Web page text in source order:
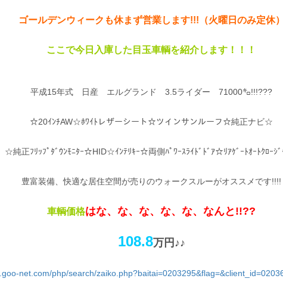
ゴールデンウィークも休まず営業します!!!（火曜日のみ定休）
ここで今日入庫した目玉車輌を紹介します！！！
平成15年式 日産 エルグランド 3.5ライダー 71000㌔!!!???
☆20ｲﾝﾁAW☆ﾎﾜｲﾄレザーシート☆ツインサンルーフ☆純正ナビ☆
☆純正ﾌﾘｯﾌﾟﾀﾞｳﾝﾓﾆﾀｰ☆HID☆ｲﾝﾃﾘｷｰ☆両側ﾊﾟﾜｰｽﾗｲﾄﾞﾄﾞｱ☆ﾘｱｹﾞｰﾄｵｰﾄｸﾛｰｼ
豊富装備、快適な居住空間が売りのウォークスルーがオススメです!!!!
車輌価格はな、な、な、な、な、なんと!!??
108.8万円♪♪
net.com/php/search/